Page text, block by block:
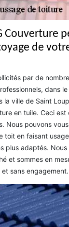
Couverture
de
par de
dans
la ville de Saint
en tuile. Ceci est
Nous pouvons
toit en faisant
plus adaptés.
et sommes en
sans engagement.